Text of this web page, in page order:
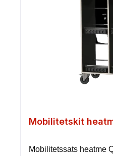
Mobilitetskit
Mobilitetssats heatme